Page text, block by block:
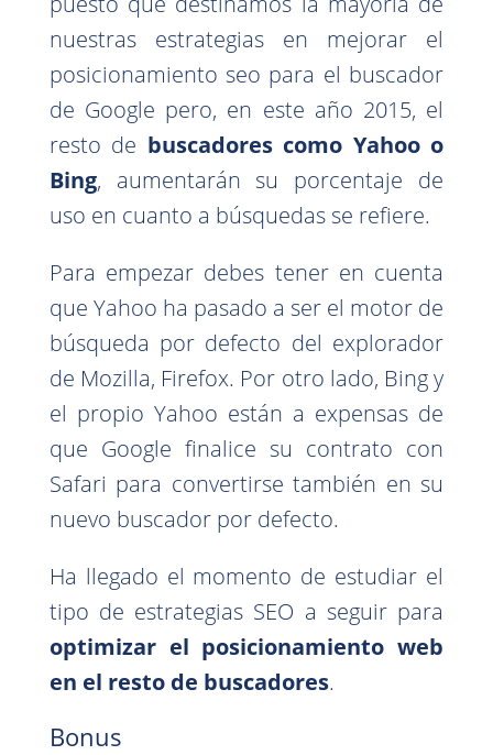
nuestras estrategias en mejorar el
posicionamiento seo para el buscador
de Google pero, en este año 2015, el
resto de buscadores como Yahoo o
Bing, aumentarán su porcentaje de
uso en cuanto a búsquedas se refiere.
Para empezar debes tener en cuenta
que Yahoo ha pasado a ser el motor de
búsqueda por defecto del explorador
de Mozilla, Firefox. Por otro lado, Bing y
el propio Yahoo están a expensas de
que Google finalice su contrato con
Safari para convertirse también en su
nuevo buscador por defecto.
Ha llegado el momento de estudiar el
tipo de estrategias SEO a seguir para
optimizar el posicionamiento web
en el resto de buscadores.
Bonus